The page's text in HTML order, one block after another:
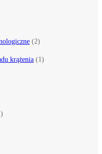
(2)
krążenia (1)